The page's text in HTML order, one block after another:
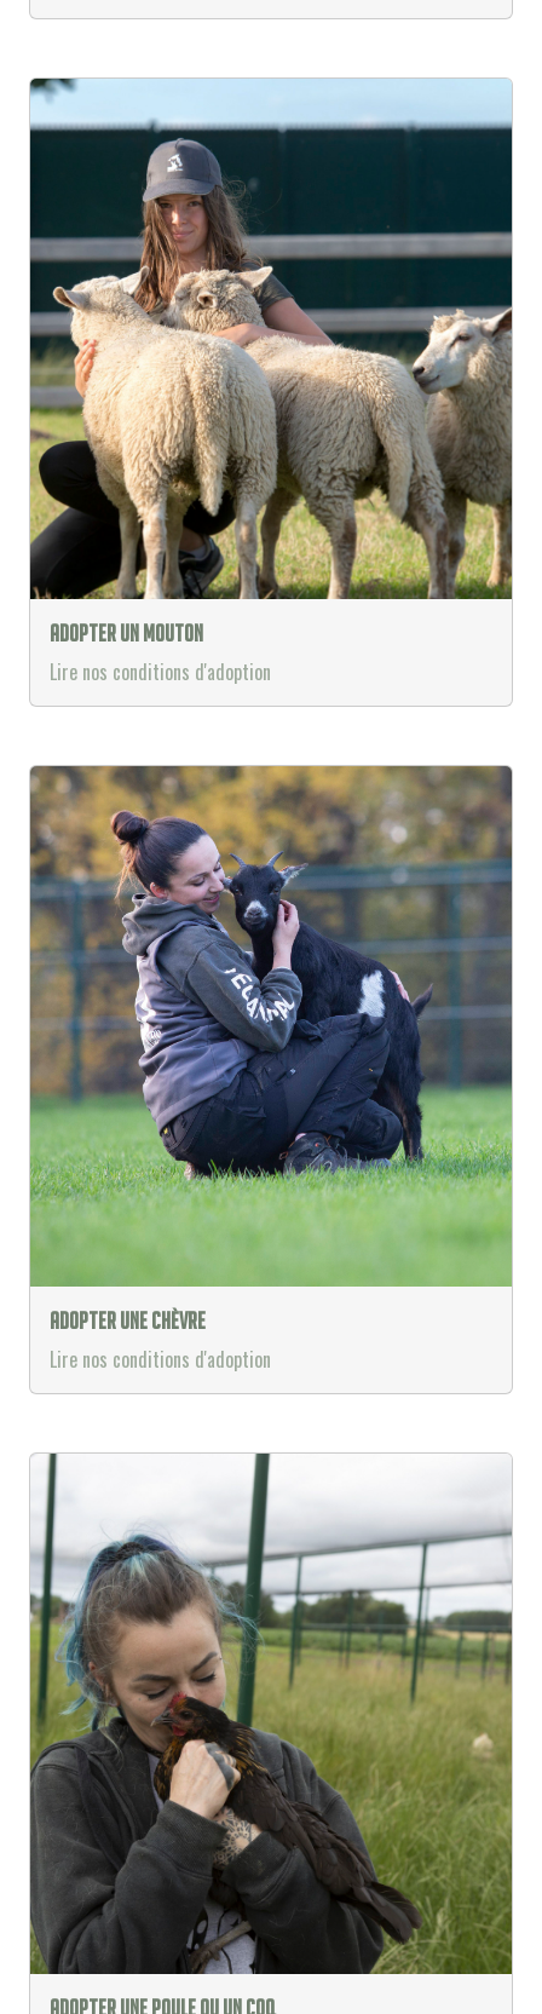
Adopter un mouton
Lire nos conditions d'adoption
Adopter une chèvre
Lire nos conditions d'adoption
Adopter une poule ou un coq